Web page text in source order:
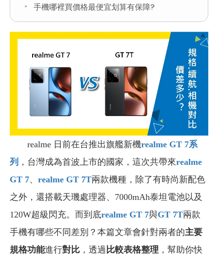
手機哪裡買價格最便宜划算有保障?
realme 日前在台推出旗艦新機realme GT 7系
列 ，台灣成為首波上市的國家，這次共帶來realme
GT 7、 realme GT 7T兩款機種，除了有時尚新配色
之外，還搭載天璣處理器、7000mAh泰坦電池以及
120W超級閃充。而到底realme GT 7與GT 7T兩款
手機有哪些不同差別？本篇文章會針對兩者的主要
規格功能進行對比 ，透過 比較表格整理 ，幫助你快